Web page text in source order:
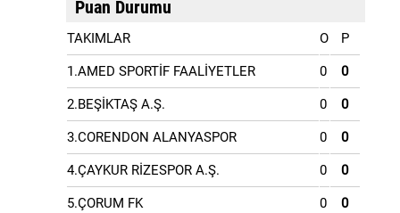
Puan Durumu
TAKIMLAR O P
1.AMED SPORTİF FAALİYETLER 0 0
2.BEŞİKTAŞ A.Ş. 0 0
3.CORENDON ALANYASPOR 0 0
4.ÇAYKUR RİZESPOR A.Ş. 0 0
5.ÇORUM FK 0 0